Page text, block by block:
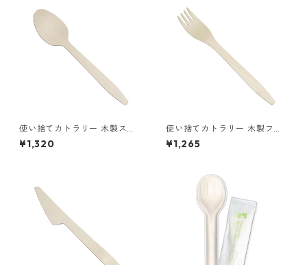
使い捨てカトラリー 木製スプ
ーン165 1袋（100本入）
¥1,320
使い捨てカトラリー 木製フォ
ーク165 1袋（100本入）
¥1,265